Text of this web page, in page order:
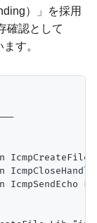
）」を採用
確認として
す。
IcmpCreateFile
IcmpSendEcho